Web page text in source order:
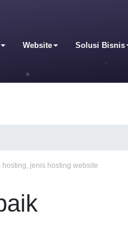
Website Solusi Bisnis
hosting, jenis hosting website